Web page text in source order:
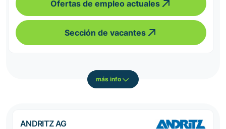
Ofertas de empleo actuales
Sección de vacantes
más info
ANDRITZ AG